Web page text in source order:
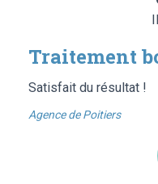
Traitement
Satisfait du résultat !
Agence de Poitiers